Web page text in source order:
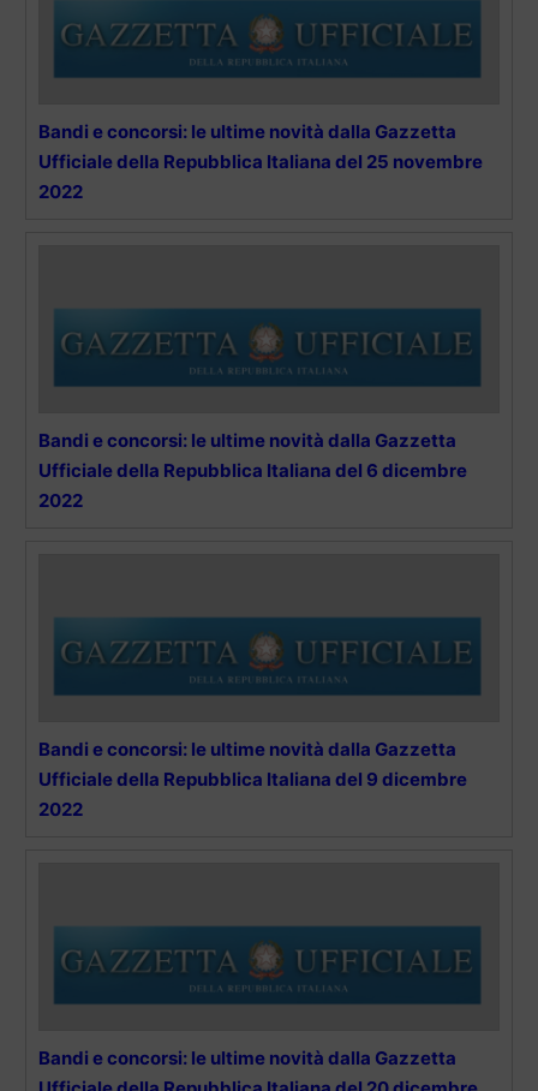
Bandi e concorsi: le ultime novità dalla Gazzetta
Ufficiale della Repubblica Italiana del 25 novembre
2022
Bandi e concorsi: le ultime novità dalla Gazzetta
Ufficiale della Repubblica Italiana del 6 dicembre
2022
Bandi e concorsi: le ultime novità dalla Gazzetta
Ufficiale della Repubblica Italiana del 9 dicembre
2022
Bandi e concorsi: le ultime novità dalla Gazzetta